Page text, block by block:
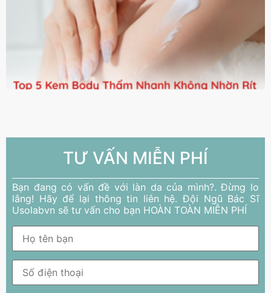
TƯ VẤN MIỄN PHÍ
Bạn đang có vấn đề với làn da của mình?. Đừng lo
lắng! Hãy để lại thông tin liên hệ. Đội Ngũ Bác Sĩ
Usolabvn sẽ tư vấn cho bạn HOÀN TOÀN MIỄN PHÍ